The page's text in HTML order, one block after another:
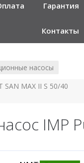
Гарантия
Контакты
насосы
MAX II S 50/40
IMP